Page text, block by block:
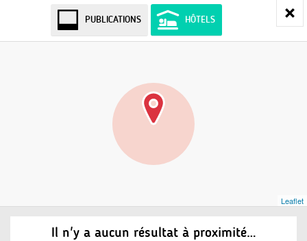
PUBLICATIONS HÔTELS
Il n'y a aucun résultat à proximité…
Leaflet